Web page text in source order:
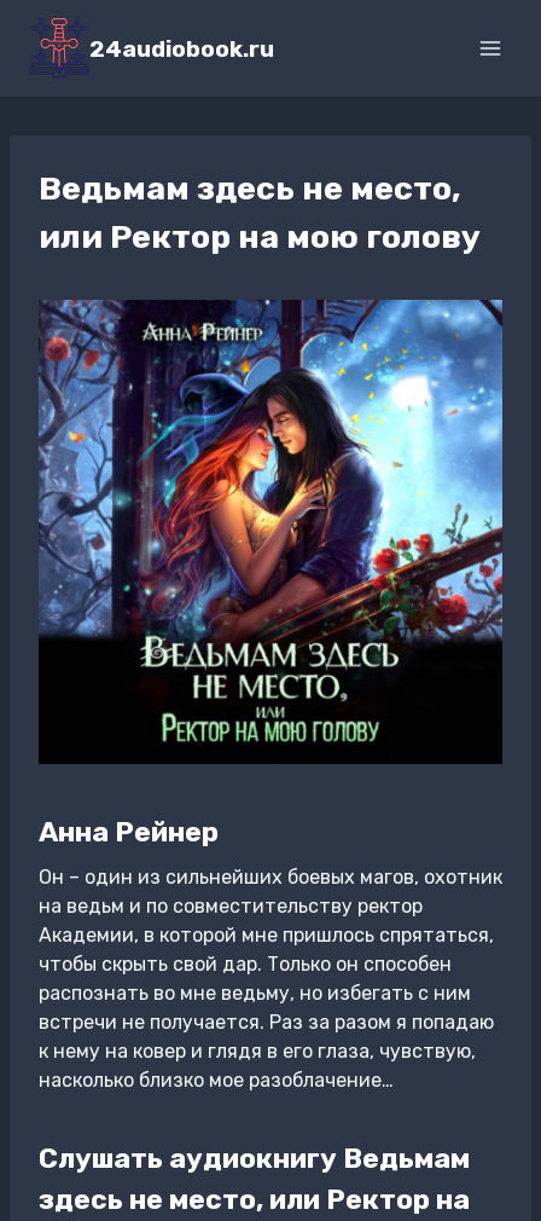
Перейти
содержимому
24audiobook.ru
Ведьмам здесь не место,
или Ректор на мою голову
Анна Рейнер
Он – один из сильнейших боевых магов, охотник
на ведьм и по совместительству ректор
Академии, в которой мне пришлось спрятаться,
чтобы скрыть свой дар. Только он способен
распознать во мне ведьму, но избегать с ним
встречи не получается. Раз за разом я попадаю
к нему на ковер и глядя в его глаза, чувствую,
насколько близко мое разоблачение…
Слушать аудиокнигу Ведьмам
здесь не место, или Ректор на